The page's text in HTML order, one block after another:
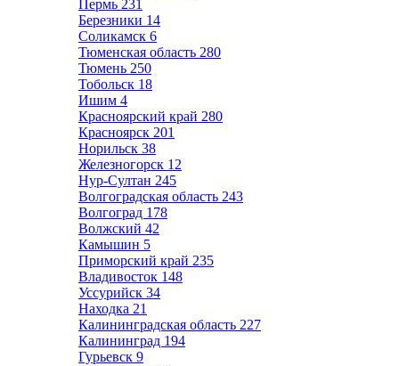
Пермь 231
Березники 14
Соликамск 6
Тюменская область 280
Тюмень 250
Тобольск 18
Ишим 4
Красноярский край 280
Красноярск 201
Норильск 38
Железногорск 12
Нур-Султан 245
Волгоградская область 243
Волгоград 178
Волжский 42
Камышин 5
Приморский край 235
Владивосток 148
Уссурийск 34
Находка 21
Калининградская область 227
Калининград 194
Гурьевск 9